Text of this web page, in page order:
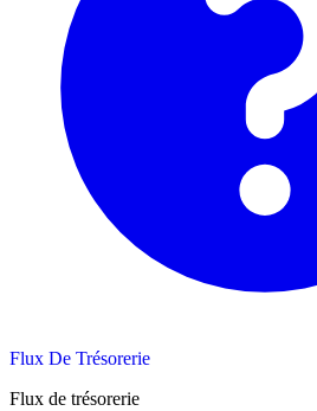
Flux De Trésorerie
Flux de trésorerie